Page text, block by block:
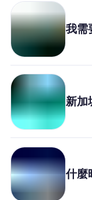
我需
新加
什麼